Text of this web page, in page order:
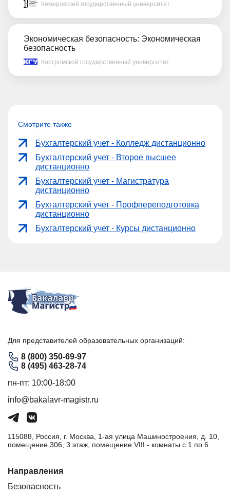
Кемеровский государственный университет
Экономическая безопасность: Экономическая
безопасность
Костромской государственный университет
Смотрите также
Бухгалтерский учет - Колледж дистанционно
Бухгалтерский учет - Второе высшее
дистанционно
Бухгалтерский учет - Магистратура
дистанционно
Бухгалтерский учет - Профпереподготовка
дистанционно
Бухгалтерский учет - Курсы дистанционно
Для представителей образовательных организаций:
8 (800) 350-69-97
8 (495) 463-28-74
пн-пт: 10:00-18:00
info@bakalavr-magistr.ru
115088, Россия, г. Москва, 1-ая улица Машиностроения, д. 10,
помещение 306, 3 этаж, помещение VIII - комнаты с 1 по 6
Направления
Безопасность